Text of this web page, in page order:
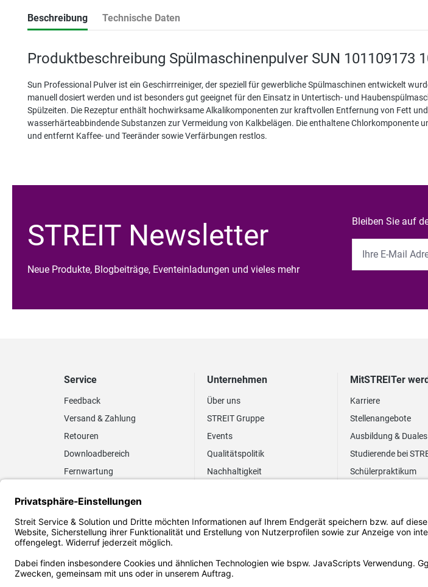
Beschreibung Technische Daten
Produktbeschreibung Spülmaschinenpulver SUN 101109173
Sun Professional Pulver ist ein Geschirrreiniger, der speziell für gewerbliche Spülmaschinen entwickelt
manuell dosiert werden und ist besonders gut geeignet für den Einsatz in Untertisch- und
Spülzeiten. Die Rezeptur enthält hochwirksame Alkalikomponenten zur kraftvollen Entfernung von Fett
wasserhärteabbindende Substanzen zur Vermeidung von Kalkbelägen. Die enthaltene Chlorkomponente
und entfernt Kaffee- und Teeränder sowie Verfärbungen restlos.
STREIT Newsletter
Neue Produkte, Blogbeiträge, Eventeinladungen und vieles mehr
Bleiben Sie auf
Service
Feedback
Versand & Zahlung
Retouren
Downloadbereich
Fernwartung
Elektronischer
Rechnungsversand
FAQ EUDR
Unternehmen
Über uns
STREIT Gruppe
Events
Qualitätspolitik
Nachhaltigkeit
MitSTREITer
Karriere
Stellenangebote
Ausbildung &
Studierende bei
Schülerpraktikum